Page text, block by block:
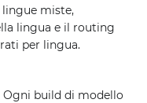
lingue miste,
lingua e il routing
per lingua.
Ogni build di modello